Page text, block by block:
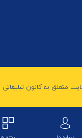
متعلق به کانون تبلیغاتی